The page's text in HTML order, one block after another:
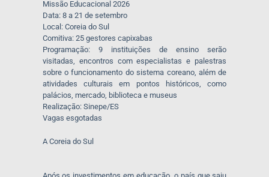
Missão Educacional 2026
Data: 8 a 21 de setembro
Local: Coreia do Sul
Comitiva: 25 gestores capixabas
Programação: 9 instituições de ensino serão
visitadas, encontros com especialistas e palestras
sobre o funcionamento do sistema coreano, além de
atividades culturais em pontos históricos, como
palácios, mercado, biblioteca e museus
Realização: Sinepe/ES
Vagas esgotadas
A Coreia do Sul